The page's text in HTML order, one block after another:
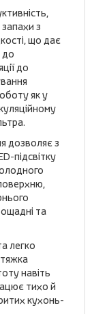
з
що дає
до
до
як у
дозволяє з
підсвітку
та
легко
навіть
тихо й
кухонь-